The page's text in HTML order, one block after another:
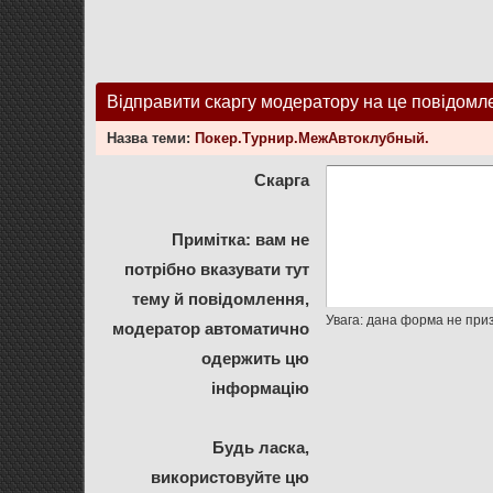
Відправити скаргу модератору на це
Назва теми: Покер.Турнир.МежАвтоклубный.
Скарга
Примітка: вам не
потрібно вказувати тут
тему й повідомлення,
модератор автоматично
одержить цю
інформацію
Будь ласка,
використовуйте цю